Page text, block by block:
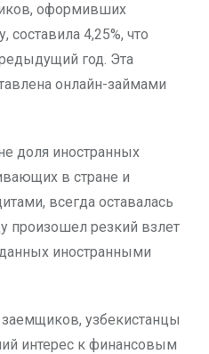
оформивших
4,25%, что
год. Эта
онлайн-займами
доля иностранных
в стране и
всегда оставалась
произошел резкий взлет
иностранными
заемщиков, узбекистанцы
интерес к финансовым